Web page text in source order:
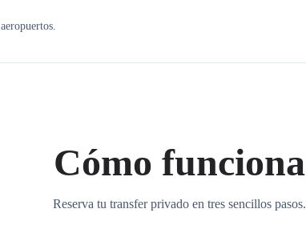
Cómo funciona
Reserva tu transfer privado en tres sencillos pasos.